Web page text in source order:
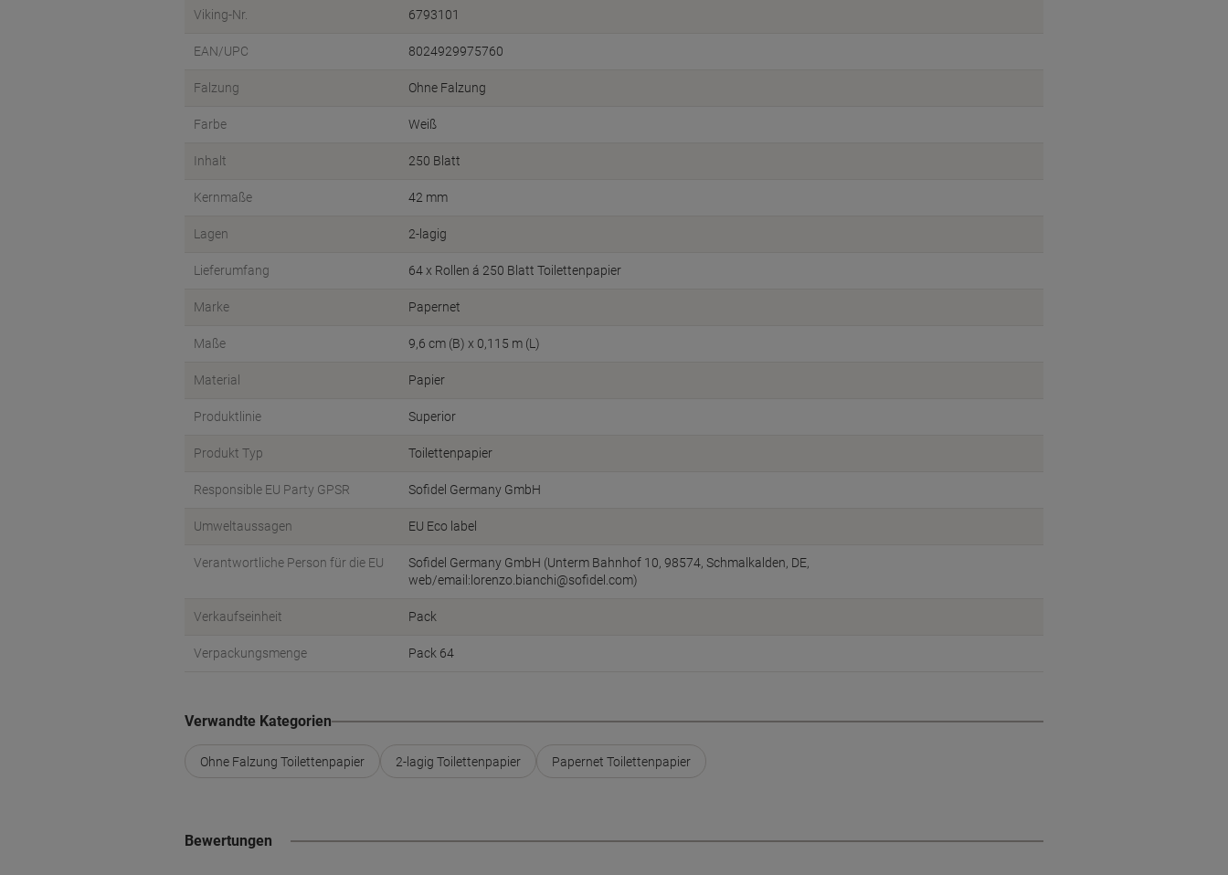
Viking-Nr. 6793101
EAN/UPC 8024929975760
Falzung Ohne Falzung
Farbe Weiß
Inhalt 250 Blatt
Kernmaße 42 mm
Lagen 2-lagig
Lieferumfang 64 x Rollen á 250 Blatt Toilettenpapier
Marke Papernet
Maße 9,6 cm (B) x 0,115 m (L)
Material Papier
Produktlinie Superior
Produkt Typ Toilettenpapier
Responsible EU Party GPSR Sofidel Germany GmbH
Umweltaussagen EU Eco label
Verantwortliche Person für die EU
Sofidel Germany GmbH (Unterm Bahnhof 10, 98574, Schmalkalden, DE,
web/email:lorenzo.bianchi@sofidel.com)
Verkaufseinheit Pack
Verpackungsmenge Pack 64
Verwandte Kategorien
Ohne Falzung Toilettenpapier 2-lagig Toilettenpapier Papernet Toilettenpapier
Bewertungen